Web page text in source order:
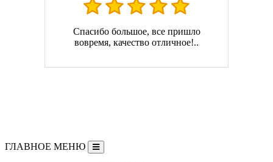
Спасибо большое, все пришло
вовремя, качество отличное!..
ГЛАВНОЕ МЕНЮ